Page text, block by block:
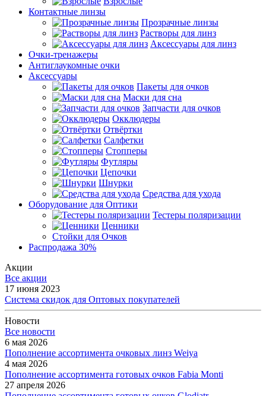
Контактные линзы
Прозрачные линзы
Растворы для линз
Аксессуары для линз
Очки-тренажеры
Антиглаукомные очки
Аксессуары
Пакеты для очков
Маски для сна
Запчасти для очков
Окклюдеры
Отвёртки
Салфетки
Стопперы
Футляры
Цепочки
Шнурки
Средства для ухода
Оборудование для Оптики
Тестеры поляризации
Ценники
Стойки для Очков
Распродажа 30%
Акции
Все акции
17 июня 2023
Система скидок для Оптовых покупателей
Новости
Все новости
6 мая 2026
Пополнение ассортимента очковых линз Weiya
4 мая 2026
Пополнение ассортимента готовых очков Fabia Monti
27 апреля 2026